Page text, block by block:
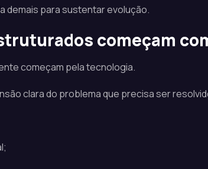
demais para sustentar evolução.
começam
começam pela tecnologia.
clara do problema que precisa ser